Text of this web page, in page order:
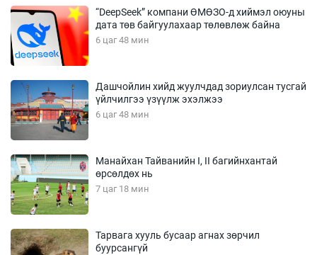
“DeepSeek” компани ӨМӨЗО-д хиймэл оюуны
дата төв байгуулахаар төлөвлөж байна
6 цаг 48 мин
Дашчойлин хийд жуулчдад зориулсан тусгай
үйлчилгээ үзүүлж эхэлжээ
6 цаг 48 мин
Манайхан Тайванийн I, II багийнхантай
өрсөлдөх нь
7 цаг 18 мин
Тарвага хууль бусаар агнах зөрчил
буурсангүй